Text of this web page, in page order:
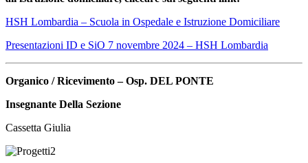
HSH Lombardia – Scuola in Ospedale e Istruzione Domiciliare
Presentazioni ID e SiO 7 novembre 2024 – HSH Lombardia
Organico / Ricevimento – Osp. DEL PONTE
Insegnante Della Sezione
Cassetta Giulia